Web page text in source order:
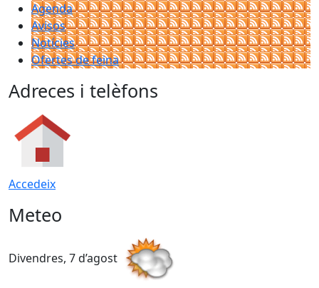
Agenda
Avisos
Notícies
Ofertes de feina
Adreces i telèfons
Accedeix
Meteo
Divendres, 7 d’agost